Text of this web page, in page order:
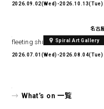
2026.09.02(Wed)-2026.10.13(Tue)
名古
Spiral Art Gallery
fleeting shimmer
2026.07.01(Wed)-2026.08.04(Tue)
What’s on 一覧